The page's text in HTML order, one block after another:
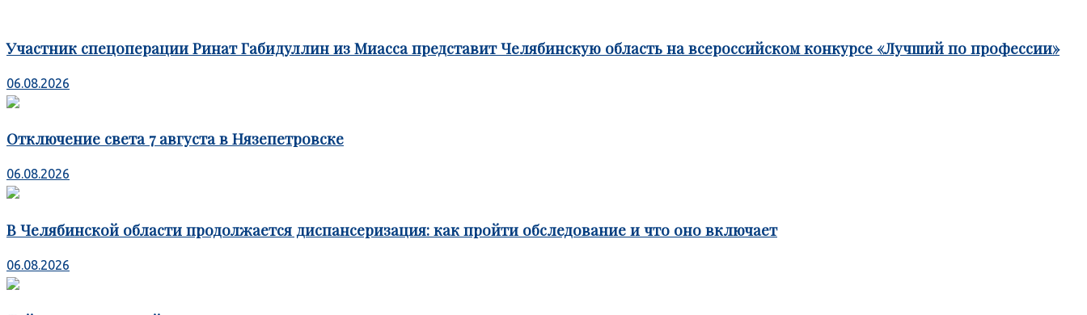
Участник спецоперации Ринат Габидуллин из Миасса представит Челябинскую область на всероссийском конкурсе «Лучший по профессии»
06.08.2026
Отключение света 7 августа в Нязепетровске
06.08.2026
В Челябинской области продолжается диспансеризация: как пройти обследование и что оно включает
06.08.2026